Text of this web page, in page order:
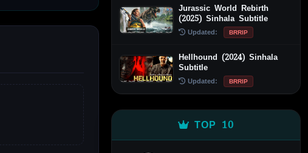
Jurassic World Rebirth
(2025) Sinhala Subtitle
Updated: BRRIP
Hellhound (2024) Sinhala
Subtitle
Updated: BRRIP
TOP 10